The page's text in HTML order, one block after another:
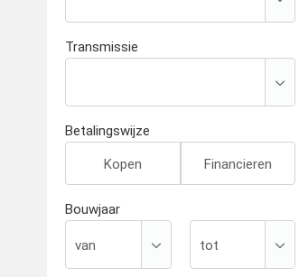
Transmissie
Betalingswijze
Kopen Financieren
Bouwjaar